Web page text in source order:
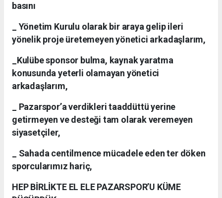
basını
_ Yönetim Kurulu olarak bir araya gelip ileri
yönelik proje üretemeyen yönetici arkadaşlarım,
_Kulübe sponsor bulma, kaynak yaratma
konusunda yeterli olamayan yönetici
arkadaşlarım,
_ Pazarspor’a verdikleri taaddüttü yerine
getirmeyen ve desteği tam olarak veremeyen
siyasetçiler,
_ Sahada centilmence mücadele eden ter döken
sporcularımız hariç,
HEP BİRLİKTE EL ELE PAZARSPOR’U KÜME